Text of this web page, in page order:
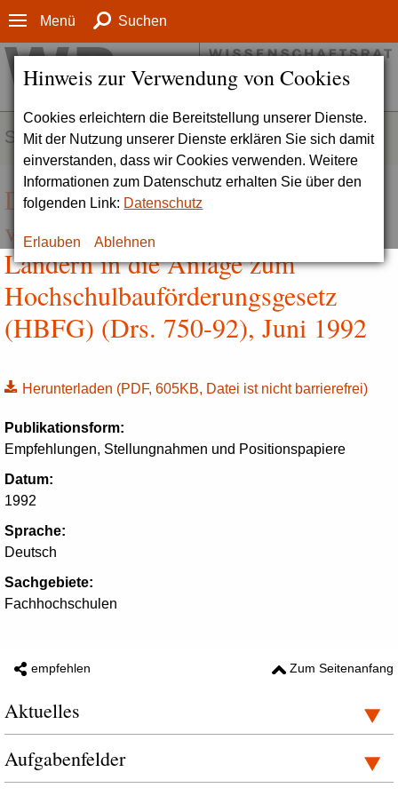
Hinweis zur Verwendung von Cookies
Cookies erleichtern die Bereitstellung unserer Dienste.
Mit der Nutzung unserer Dienste erklären Sie sich damit
einverstanden, dass wir Cookies verwenden. Weitere
Informationen zum Datenschutz erhalten Sie über den
folgenden Link: Datenschutz
Erlauben Ablehnen
Menü Suchen
SERVICE
Dritte Empfehlung zur Aufnahme
von Fachhochschulen in den neuen
Ländern in die Anlage zum
Hochschulbauförderungsgesetz
(HBFG) (Drs. 750-92), Juni 1992
Herunterladen (PDF, 605KB, Datei ist nicht barrierefrei)
Publikationsform:
Empfehlungen, Stellungnahmen und Positionspapiere
Datum:
1992
Sprache:
Deutsch
Sachgebiete:
Fachhochschulen
empfehlen Zum Seitenanfang
Aktuelles
Aufgabenfelder